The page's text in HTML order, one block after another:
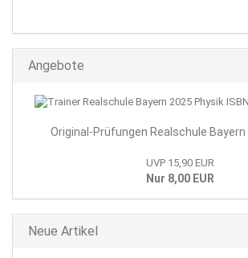
Angebote
Original-Prüfungen Realschule Bayern
UVP 15,90 EUR
Nur 8,00 EUR
Neue Artikel